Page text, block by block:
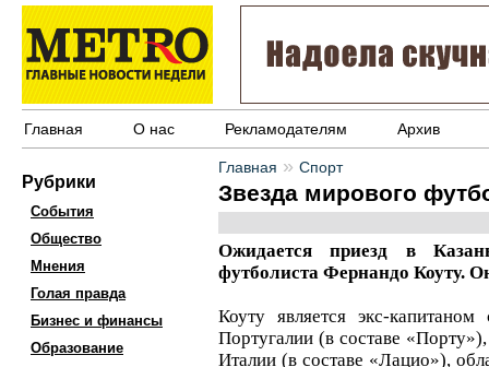
Главная О нас Рекламодателям Архив
Рубрики
События
Общество
Мнения
Голая правда
Бизнес и финансы
Образование
Главная » Спорт
Звезда мирового
Ожидается приезд в
футболиста Фернандо Коуту.
Коуту является экс-
Португалии (в составе
Италии (в составе «Лацио»),